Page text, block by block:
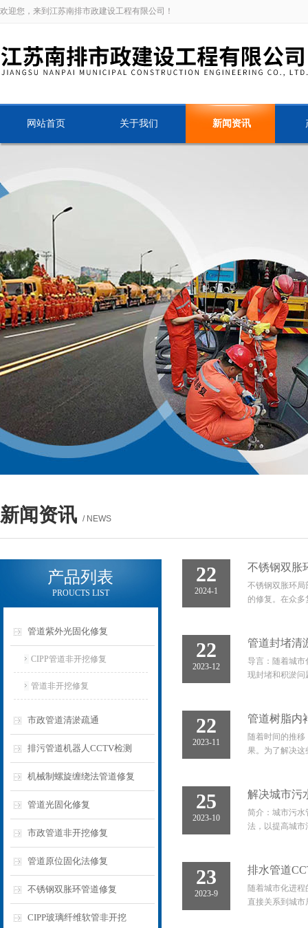
欢迎您，来到江苏南排市政建设工程有限公司！
网站首页 关于我们 新闻资讯
新闻资讯 / NEWS
产品列表
PROUCTS LIST
管道紫外光固化修复
CIPP管道非开挖修复
管道非开挖修复
市政管道清淤疏通
排污管道机器人CCTV检测
机械制螺旋缠绕法管道修复
管道光固化修复
市政管道非开挖修复
管道原位固化法修复
不锈钢双胀环管道修复
CIPP玻璃纤维软管非开挖
22
2024-1
不锈钢双胀
不锈钢双胀环局
的修复。在众
22
2023-12
管道封堵清
导言：随着城市
现封堵和积淤问
22
2023-11
管道树脂内
随着时间的推
果。为了解决这
25
2023-10
解决城市污
简介：城市污水
法，以提高城市
23
2023-9
排水管道
随着城市化进
直接关系到城市